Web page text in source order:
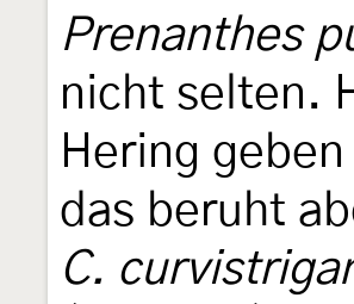
Prenanthes
nicht selten.
Hering
das beruht
C.